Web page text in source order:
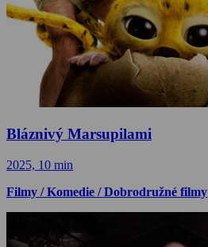
Bláznivý Marsupilami
2025, 10 min
Filmy / Komedie / Dobrodružné filmy